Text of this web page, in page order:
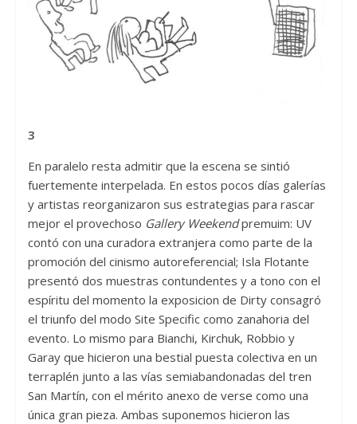
3
En paralelo resta admitir que la escena se sintió
fuertemente interpelada. En estos pocos días galerías
y artistas reorganizaron sus estrategias para rascar
mejor el provechoso Gallery Weekendpremuim: UV
contó con una curadora extranjera como parte de la
promoción del cinismo autoreferencial; Isla Flotante
presentó dos muestras contundentes y a tono con el
espíritu del momento la exposicion de Dirty consagró
el triunfo del modo Site Specific como zanahoria del
evento. Lo mismo para Bianchi, Kirchuk, Robbio y
Garay que hicieron una bestial puesta colectiva en un
terraplén junto a las vías semiabandonadas del tren
San Martín, con el mérito anexo de verse como una
única gran pieza. Ambas suponemos hicieron las